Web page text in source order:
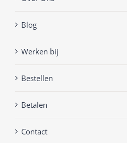
Blog
Werken bij
Bestellen
Betalen
Contact